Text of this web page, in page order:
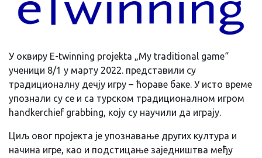
У оквиру Е-twinning projekta „My traditional game“
ученици 8/1 у марту 2022. представили су
традиционалну дечју игру – ћораве баке. У исто време
упознали су се и са турском традиционалном игром
handkerchief grabbing, коју су научили да играју.
Циљ овог пројекта је упознавање других култура и
начина игре, као и подстицање заједништва међу